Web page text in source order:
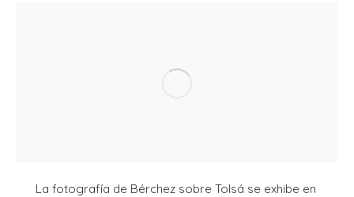
La fotografía de Bérchez sobre Tolsá se exhibe en